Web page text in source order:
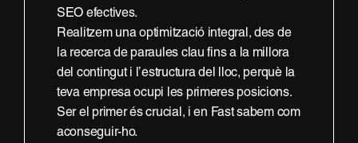
SEO efectives.
Realitzem una optimització integral, des de
la recerca de paraules clau fins a la millora
del contingut i l’estructura del lloc, perquè la
teva empresa ocupi les primeres posicions.
Ser el primer és crucial, i en Fast sabem com
aconseguir-ho.